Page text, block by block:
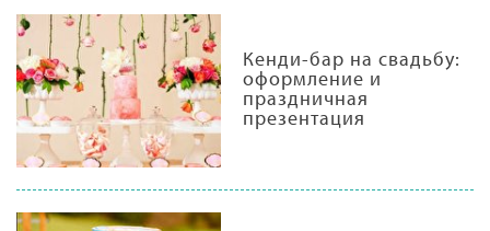
Кенди-бар на свадьбу:
оформление и
праздничная
презентация